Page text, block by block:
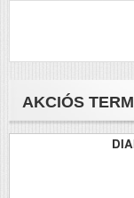
AKCIÓS